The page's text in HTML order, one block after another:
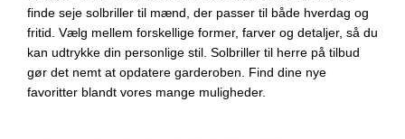
finde seje solbriller til mænd, der passer til både hverdag og
fritid. Vælg mellem forskellige former, farver og detaljer, så du
kan udtrykke din personlige stil. Solbriller til herre på tilbud
gør det nemt at opdatere garderoben. Find dine nye
favoritter blandt vores mange muligheder.